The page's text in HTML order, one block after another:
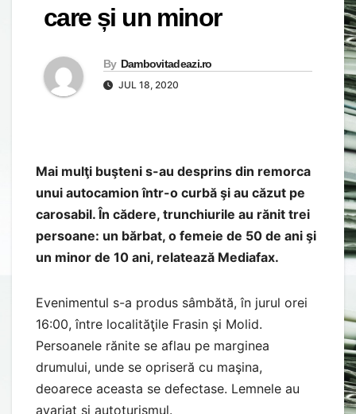
care și un minor
By Dambovitadeazi.ro
JUL 18, 2020
Mai mulţi buşteni s-au desprins din remorca
unui autocamion într-o curbă şi au căzut pe
carosabil. În cădere, trunchiurile au rănit trei
persoane: un bărbat, o femeie de 50 de ani şi
un minor de 10 ani, relatează Mediafax.
Evenimentul s-a produs sâmbătă, în jurul orei
16:00, între localităţile Frasin şi Molid.
Persoanele rănite se aflau pe marginea
drumului, unde se opriseră cu maşina,
deoarece aceasta se defectase. Lemnele au
avariat şi autoturismul.